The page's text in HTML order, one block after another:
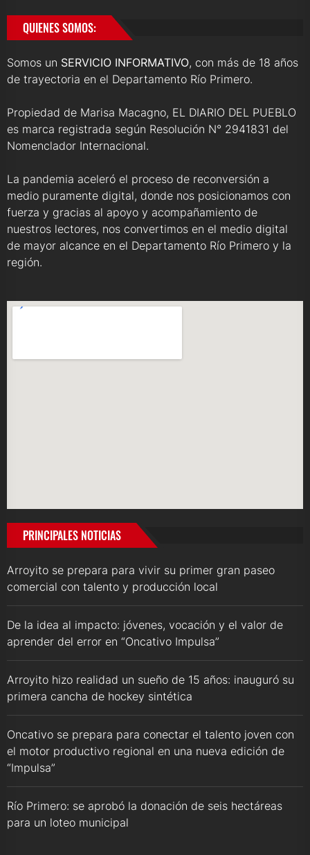
QUIENES SOMOS:
Somos un SERVICIO INFORMATIVO, con más de 18 años
de trayectoria en el Departamento Río Primero.
Propiedad de Marisa Macagno, EL DIARIO DEL PUEBLO
es marca registrada según Resolución N° 2941831 del
Nomenclador Internacional.
La pandemia aceleró el proceso de reconversión a
medio puramente digital, donde nos posicionamos con
fuerza y gracias al apoyo y acompañamiento de
nuestros lectores, nos convertimos en el medio digital
de mayor alcance en el Departamento Río Primero y la
región.
PRINCIPALES NOTICIAS
Arroyito se prepara para vivir su primer gran paseo
comercial con talento y producción local
De la idea al impacto: jóvenes, vocación y el valor de
aprender del error en “Oncativo Impulsa”
Arroyito hizo realidad un sueño de 15 años: inauguró su
primera cancha de hockey sintética
Oncativo se prepara para conectar el talento joven con
el motor productivo regional en una nueva edición de
“Impulsa”
Río Primero: se aprobó la donación de seis hectáreas
para un loteo municipal